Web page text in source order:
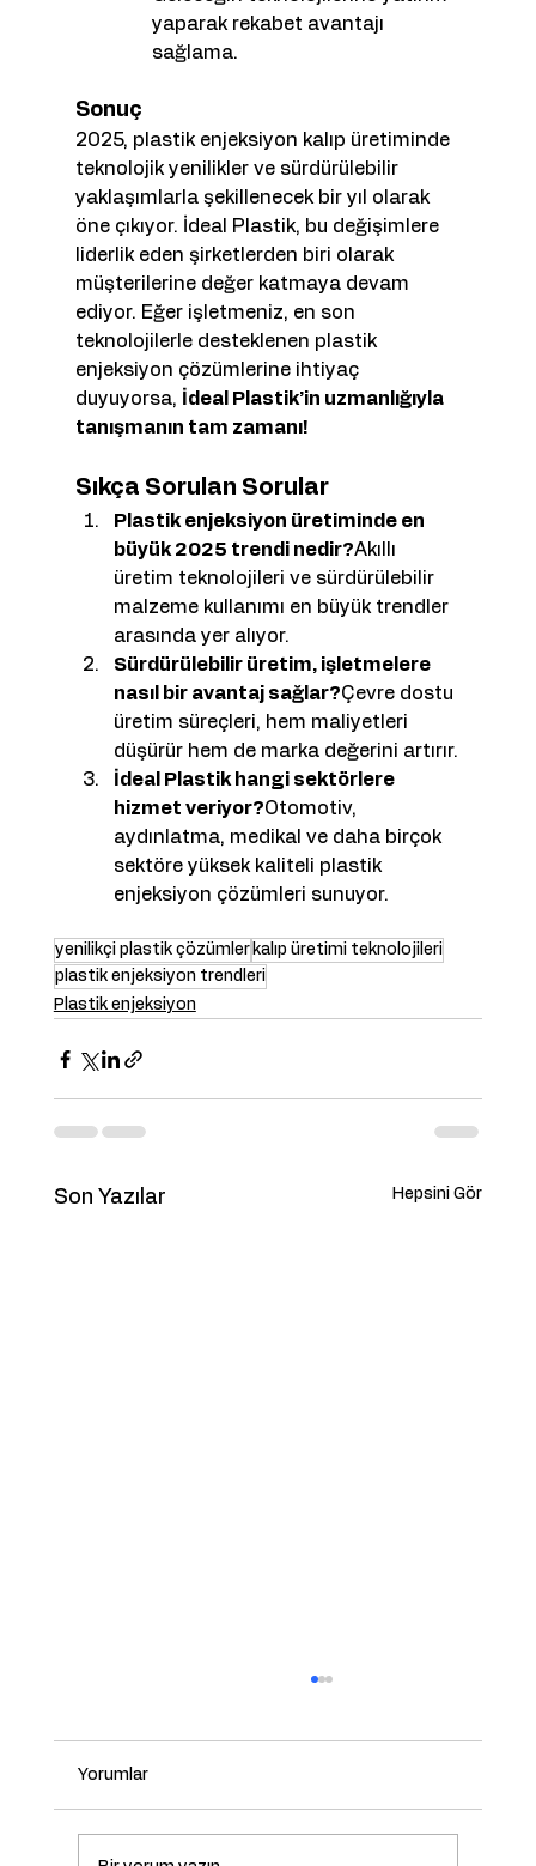
yaparak rekabet avantajı
sağlama.
Sonuç
2025, plastik enjeksiyon kalıp üretiminde
teknolojik yenilikler ve sürdürülebilir
yaklaşımlarla şekillenecek bir yıl olarak
öne çıkıyor. İdeal Plastik, bu değişimlere
liderlik eden şirketlerden biri olarak
müşterilerine değer katmaya devam
ediyor. Eğer işletmeniz, en son
teknolojilerle desteklenen plastik
enjeksiyon çözümlerine ihtiyaç
duyuyorsa,
İdeal Plastik’in uzmanlığıyla
tanışmanın tam zamanı!
Sıkça Sorulan Sorular
Plastik enjeksiyon üretiminde en
büyük 2025 trendi nedir?Akıllı
üretim teknolojileri ve sürdürülebilir
malzeme kullanımı en büyük trendler
arasında yer alıyor.
Sürdürülebilir üretim, işletmelere
nasıl bir avantaj sağlar?Çevre dostu
üretim süreçleri, hem maliyetleri
düşürür hem de marka değerini artırır.
İdeal Plastik hangi sektörlere
hizmet veriyor?Otomotiv,
aydınlatma, medikal ve daha birçok
sektöre yüksek kaliteli plastik
enjeksiyon çözümleri sunuyor.
yenilikçi plastik çözümler kalıp üretimi teknolojileri
plastik enjeksiyon trendleri
Plastik enjeksiyon
Son Yazılar Hepsini Gör
Yorumlar